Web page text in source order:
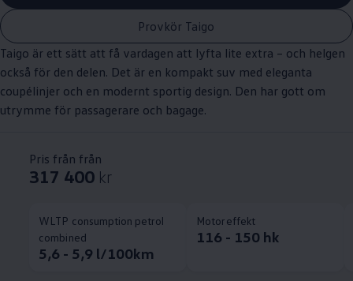
Provkör Taigo
Taigo är ett sätt att få vardagen att lyfta lite extra – och helgen
också för den delen. Det är en kompakt suv med eleganta
coupélinjer och en modernt sportig design. Den har gott om
utrymme för passagerare och bagage.
Pris från från
317 400 kr
WLTP consumption petrol
combined
5,6 - 5,9 l/100km
Motoreffekt
116 - 150 hk